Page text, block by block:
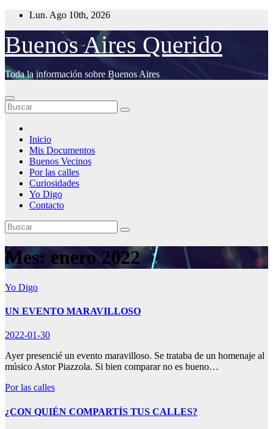
Saltar
contenido
Lun. Ago 10th, 2026
Buenos Aires Querido
Toda la información sobre Buenos Aires
Inicio
Mis Documentos
Buenos Vecinos
Por las calles
Curiosidades
Yo Digo
Contacto
Mes: enero 2022
Yo Digo
UN EVENTO MARAVILLOSO
2022-01-30
Ayer presencié un evento maravilloso. Se trataba de un homenaje al
músico Astor Piazzola. Si bien comparar no es bueno…
Por las calles
¿CON QUIÉN COMPARTÍS TUS CALLES?